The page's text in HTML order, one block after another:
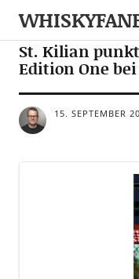
NEWS
St. Kilian
Edition One bei
15. SEPTEMBER